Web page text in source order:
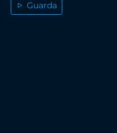
Guarda